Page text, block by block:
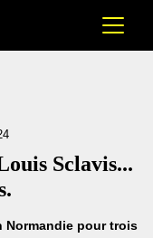
Sclavis...
Normandie pour trois